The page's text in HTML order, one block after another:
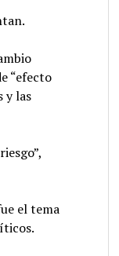
“efecto
y las
el tema